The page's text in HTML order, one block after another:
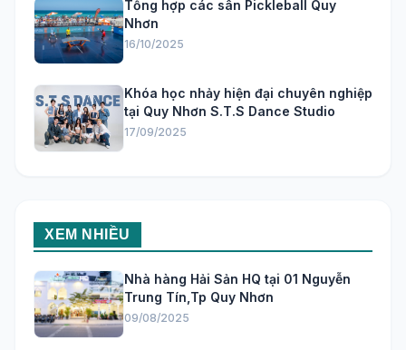
Tổng hợp các sân Pickleball Quy
Nhơn
16/10/2025
Khóa học nhảy hiện đại chuyên nghiệp
tại Quy Nhơn S.T.S Dance Studio
17/09/2025
XEM NHIỀU
Nhà hàng Hải Sản HQ tại 01 Nguyễn
Trung Tín,Tp Quy Nhơn
09/08/2025